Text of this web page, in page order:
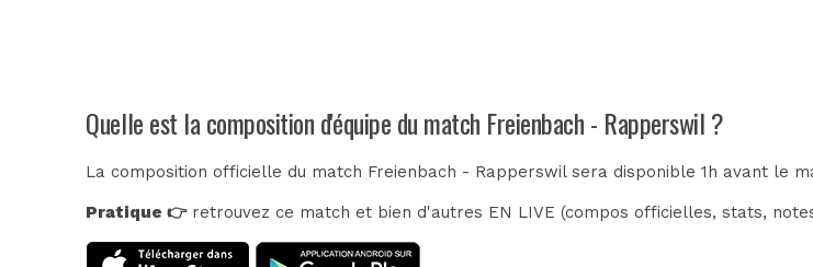
Quelle est la composition d'équipe du match Freienbach - Rapperswil ?
La composition officielle du match Freienbach - Rapperswil sera disponible 1h avant le
Pratique 👉retrouvez ce match et bien d'autres EN LIVE (compos officielles, stats,